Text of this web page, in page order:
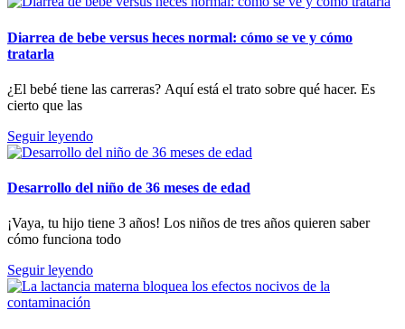
Diarrea de bebe versus heces normal: cómo se ve y cómo
tratarla
¿El bebé tiene las carreras? Aquí está el trato sobre qué hacer. Es
cierto que las
Seguir leyendo
Desarrollo del niño de 36 meses de edad
¡Vaya, tu hijo tiene 3 años! Los niños de tres años quieren saber
cómo funciona todo
Seguir leyendo